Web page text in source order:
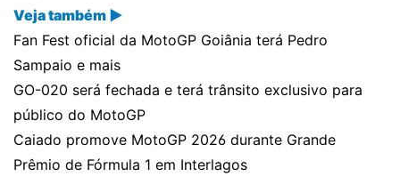
Veja também ▶
Fan Fest oficial da MotoGP Goiânia terá Pedro
Sampaio e mais
GO-020 será fechada e terá trânsito exclusivo para
público do MotoGP
Caiado promove MotoGP 2026 durante Grande
Prêmio de Fórmula 1 em Interlagos